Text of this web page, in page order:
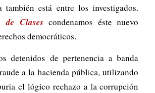
también está entre los investigados.
de Clases condenamos éste nuevo
democráticos.
detenidos de pertenencia a banda
a la hacienda pública, utilizando
el lógico rechazo a la corrupción